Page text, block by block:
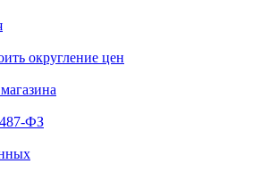
округление цен
ФЗ